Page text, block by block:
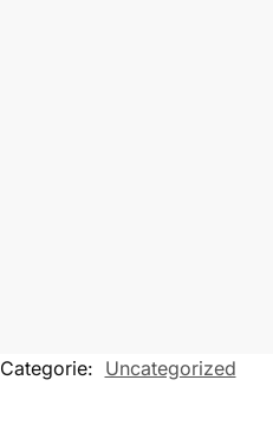
Categorie: Uncategorized